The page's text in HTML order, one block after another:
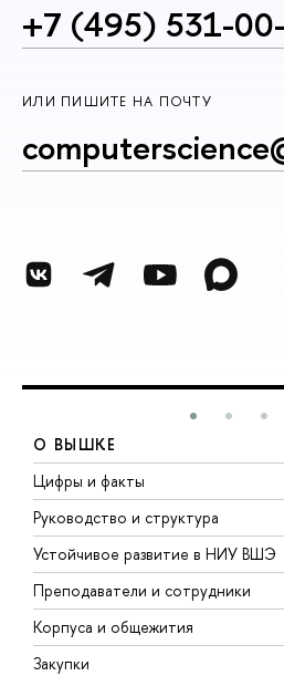
+7 (495) 531-
ИЛИ ПИШИТЕ НА ПОЧТУ
О ВЫШКЕ
Цифры и факты
Руководство и структура
Устойчивое развитие в НИУ ВШЭ
Преподаватели и сотрудники
Корпуса и общежития
Закупки